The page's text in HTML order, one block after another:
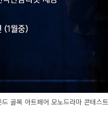
드 골목 아트페어 모노드라마 콘테스트